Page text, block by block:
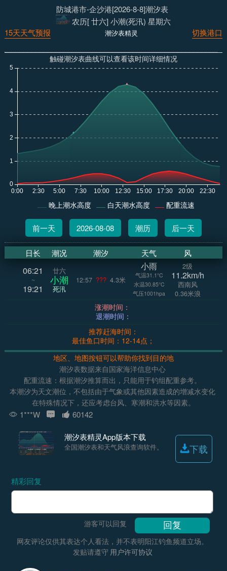
防城港市-企沙港[2026-8-8]潮汐表
农历[ 廿六] 小潮(死汛) 星期六
切换港口
潮汐表精灵
15天天气预报
触碰潮汐表曲线可以查看该时间详细情况
晚上潮水高度 白天潮水高度 配重流速
前一天 2026-08-08 潮历 后一天
日长 潮况 潮汐 天气 风
06:21
~
19:21
廿六
小潮
死汛
12:57 ??? 4.3米
小雨
气温31.1°C
水温30.85°C
气压1001hpa
2级
11.2km/h
西南风
0.36米浪
涨潮时间：
退潮时间：
推荐赶海时间：
最佳鱼口时间：12-14点；
地区、地图按钮可以帮助你找到目的地
潮汐表数据来自国家海洋信息中心
配重流速：根据潮汐推算而出，只能用于钓组配重参考。
本潮汐为天文潮位，不包括由于气象或其他因素造成的增减水变化
在特殊情况下，还应考虑台风、寒潮和洪水等因素。
1***W 60142
潮汐表精灵App版本下载
全国潮汐表和天气风浪查询软件。 下载
精彩回复
游客可以回复
网友评论仅供其表达个人看法，并不表明阳江钓鱼频道立场。
发贴请遵守 用户许可协议